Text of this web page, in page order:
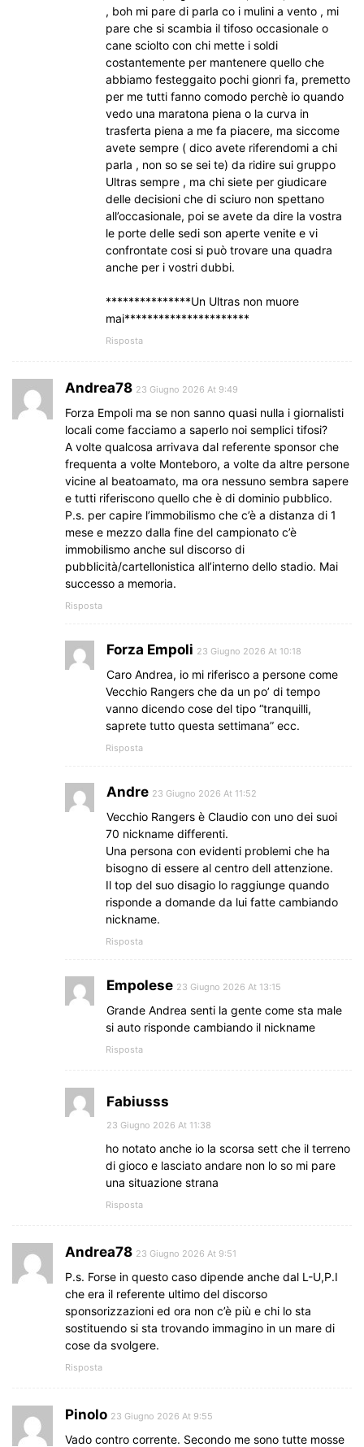
, boh mi pare di parla co i mulini a vento , mi
pare che si scambia il tifoso occasionale o
cane sciolto con chi mette i soldi
costantemente per mantenere quello che
abbiamo festeggaito pochi gionri fa, premetto
per me tutti fanno comodo perchè io quando
vedo una maratona piena o la curva in
trasferta piena a me fa piacere, ma siccome
avete sempre ( dico avete riferendomi a chi
parla , non so se sei te) da ridire sui gruppo
Ultras sempre , ma chi siete per giudicare
delle decisioni che di sciuro non spettano
all’occasionale, poi se avete da dire la vostra
le porte delle sedi son aperte venite e vi
confrontate cosi si può trovare una quadra
anche per i vostri dubbi.
***************Un Ultras non muore
mai**********************
Risposta
Andrea78 23 Giugno 2026 At 9:49
Forza Empoli ma se non sanno quasi nulla i giornalisti
locali come facciamo a saperlo noi semplici tifosi?
A volte qualcosa arrivava dal referente sponsor che
frequenta a volte Monteboro, a volte da altre persone
vicine al beatoamato, ma ora nessuno sembra sapere
e tutti riferiscono quello che è di dominio pubblico.
P.s. per capire l’immobilismo che c’è a distanza di 1
mese e mezzo dalla fine del campionato c’è
immobilismo anche sul discorso di
pubblicità/cartellonistica all’interno dello stadio. Mai
successo a memoria.
Risposta
Forza Empoli 23 Giugno 2026 At 10:18
Caro Andrea, io mi riferisco a persone come
Vecchio Rangers che da un po’ di tempo
vanno dicendo cose del tipo “tranquilli,
saprete tutto questa settimana” ecc.
Risposta
Andre 23 Giugno 2026 At 11:52
Vecchio Rangers è Claudio con uno dei suoi
70 nickname differenti.
Una persona con evidenti problemi che ha
bisogno di essere al centro dell attenzione.
Il top del suo disagio lo raggiunge quando
risponde a domande da lui fatte cambiando
nickname.
Risposta
Empolese 23 Giugno 2026 At 13:15
Grande Andrea senti la gente come sta male
si auto risponde cambiando il nickname
Risposta
Fabiusss
23 Giugno 2026 At 11:38
ho notato anche io la scorsa sett che il terreno
di gioco e lasciato andare non lo so mi pare
una situazione strana
Risposta
Andrea78 23 Giugno 2026 At 9:51
P.s. Forse in questo caso dipende anche dal L-U,P.I
che era il referente ultimo del discorso
sponsorizzazioni ed ora non c’è più e chi lo sta
sostituendo si sta trovando immagino in un mare di
cose da svolgere.
Risposta
Pinolo 23 Giugno 2026 At 9:55
Vado contro corrente. Secondo me sono tutte mosse